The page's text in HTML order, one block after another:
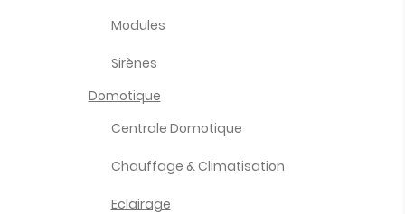
Modules
Sirènes
Domotique
Centrale Domotique
Chauffage & Climatisation
Eclairage